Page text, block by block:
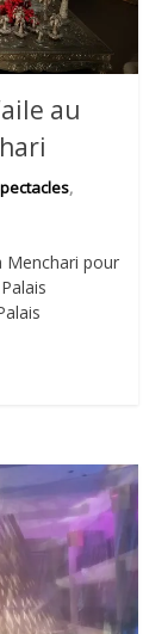
au
,
Menchari pour